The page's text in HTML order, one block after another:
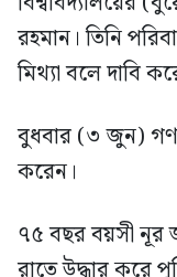
রহমান। তিনি
মিথ্যা বলে দাবি
বুধবার (৩ জুন)
করেন।
৭৫ বছর বয়সী নূর